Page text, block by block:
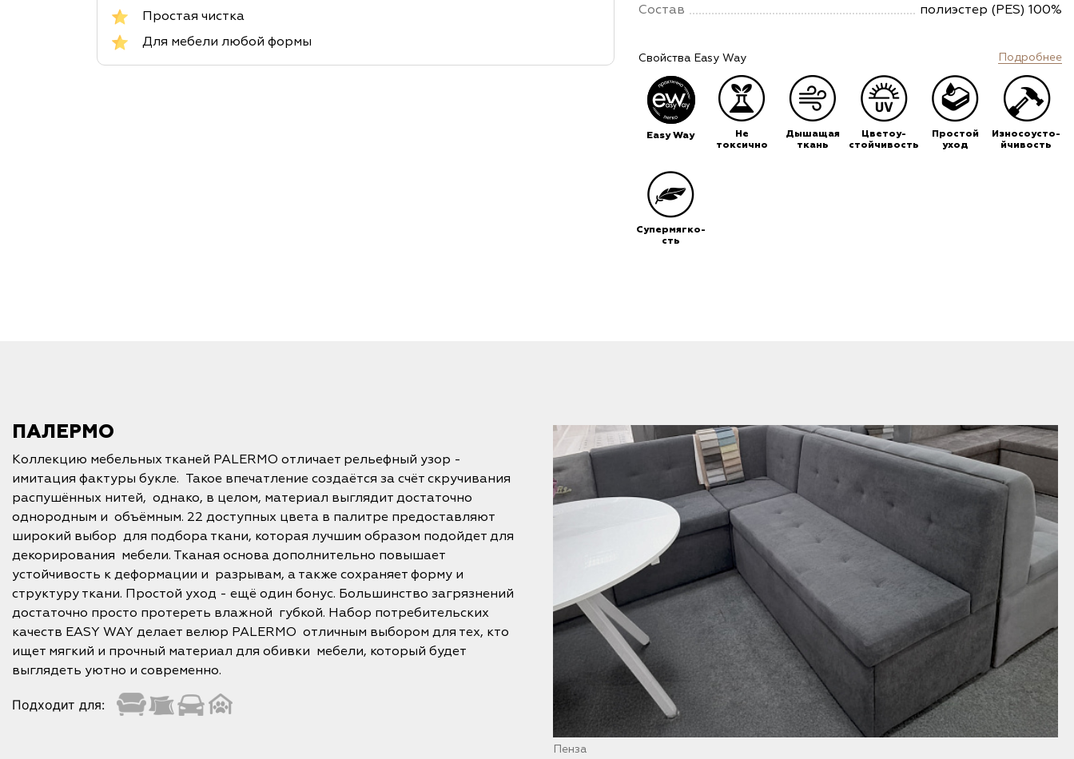
Простая чистка
Для мебели любой формы
Состав
полиэстер (PES) 100%
Свойства Easy Way Подробнее
Easy Way
Не
токсично
Дышащая
ткань
Цветоу-
стойчивость
Простой
уход
Износоусто-
йчивость
Супермягко-
сть
ПАЛЕРМО
Коллекцию мебельных тканей PALERMO отличает рельефный узор -
имитация фактуры букле. Такое впечатление создаётся за счёт скручивания
распушённых нитей, однако, в целом, материал выглядит достаточно
однородным и объёмным. 22 доступных цвета в палитре предоставляют
широкий выбор для подбора ткани, которая лучшим образом подойдет для
декорирования мебели. Тканая основа дополнительно повышает
устойчивость к деформации и разрывам, а также сохраняет форму и
структуру ткани. Простой уход - ещё один бонус. Большинство загрязнений
достаточно просто протереть влажной губкой. Набор потребительских
качеств EASY WAY делает велюр PALERMO отличным выбором для тех, кто
ищет мягкий и прочный материал для обивки мебели, который будет
выглядеть уютно и современно.
Подходит для:
Пенза